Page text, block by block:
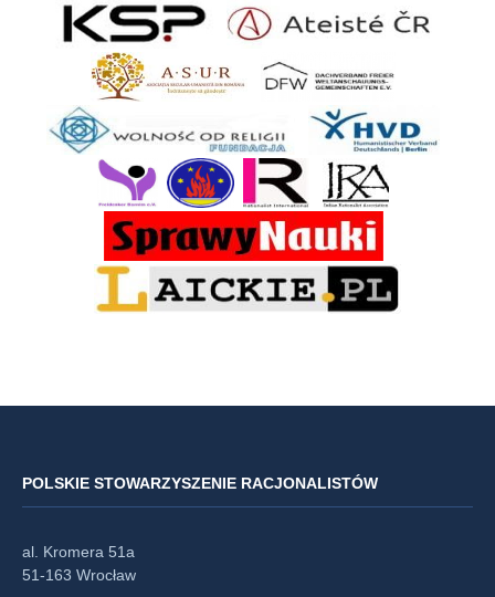
POLSKIE STOWARZYSZENIE RACJONALISTÓW
al. Kromera 51a
51-163 Wrocław